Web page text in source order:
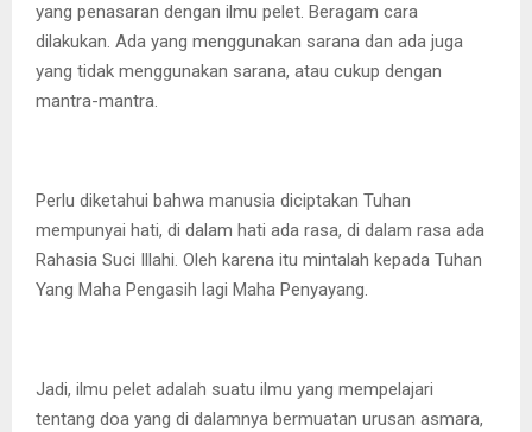
yang penasaran dengan ilmu pelet. Beragam cara
dilakukan. Ada yang menggunakan sarana dan ada juga
yang tidak menggunakan sarana, atau cukup dengan
mantra-mantra.
Perlu diketahui bahwa manusia diciptakan Tuhan
mempunyai hati, di dalam hati ada rasa, di dalam rasa ada
Rahasia Suci Illahi. Oleh karena itu mintalah kepada Tuhan
Yang Maha Pengasih lagi Maha Penyayang.
Jadi, ilmu pelet adalah suatu ilmu yang mempelajari
tentang doa yang di dalamnya bermuatan urusan asmara,